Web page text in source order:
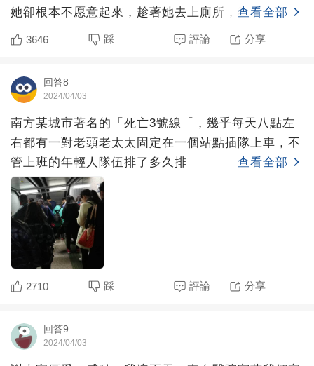
她卻根本不愿意起來，趁著她去上廁所，我同學坐回
座位，那家伙回來
查看全部
3646 踩 評論 分享
回答8
2024/04/03
南方某城市著名的「死亡3號線「，幾乎每天八點左
右都有一對老頭老太太固定在一個站點插隊上車，不
管上班的年輕人隊伍排了多久排
查看全部
2710 踩 評論 分享
回答9
2024/04/03